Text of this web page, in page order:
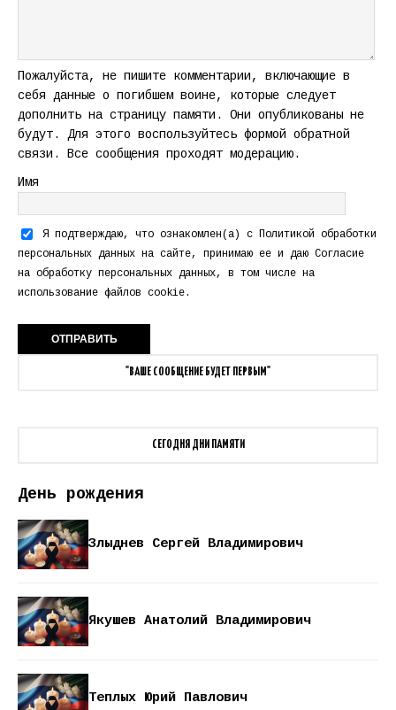
Пожалуйста, не пишите комментарии, включающие в
себя данные о погибшем воине, которые следует
дополнить на страницу памяти. Они опубликованы не
будут. Для этого воспользуйтесь формой обратной
связи. Все сообщения проходят модерацию.
Имя
Я подтверждаю, что ознакомлен(а) с Политикой обработки
персональных данных на сайте, принимаю ее и даю Согласие
на обработку персональных данных, в том числе на
использование файлов cookie.
"ВАШЕ СООБЩЕНИЕ БУДЕТ ПЕРВЫМ"
СЕГОДНЯ ДНИ ПАМЯТИ
День рождения
Злыднев Сергей Владимирович
Якушев Анатолий Владимирович
Теплых Юрий Павлович